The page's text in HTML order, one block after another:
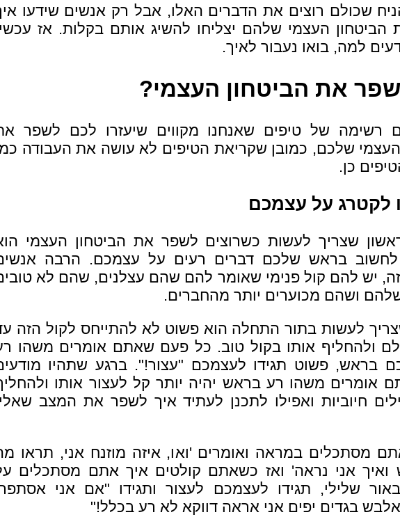
שכולם רוצים את הדברים האלו, אבל רק אנשים שידעו
העצמי שלהם יצליחו להשיג אותם בקלות. אז
למה, בואו נעבור לאיך.
את הביטחון העצמי?
רשימה של טיפים שאנחנו מקווים שיעזרו לכם לשפר
העצמי שלכם, כמובן שקריאת הטיפים לא עושה את העבודה
כן.
לקטרג על עצמכם
שצריך לעשות כשרוצים לשפר את הביטחון העצמי
לחשוב בראש שלכם דברים רעים על עצמכם. הרבה
יש להם קול פנימי שאומר להם שהם עצלנים, שהם לא
ושהם מכוערים יותר מהחברים.
לעשות בתור התחלה הוא פשוט לא להתייחס לקול הזה
ולהחליף אותו בקול טוב. כל פעם שאתם אומרים משהו
בראש, פשוט תגידו לעצמכם "עצור!". ברגע שתהיו
אומרים משהו רע בראש יהיה יותר קל לעצור אותו
חיוביות ואפילו לתכנן לעתיד איך לשפר את המצב
מסתכלים במראה ואומרים 'ואו, איזה מוזנח אני, תראו
ואיך אני נראה' ואז כשאתם קולטים איך אתם מסתכלים
שלילי, תגידו לעצמכם לעצור ותגידו "אם אני
בגדים יפים אני אראה דווקא לא רע בכלל!"